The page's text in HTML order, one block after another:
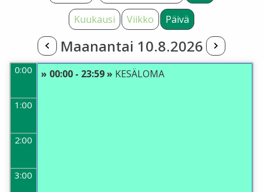
Kuukausi Viikko Päivä
Maanantai 10.8.2026
0:00
1:00
2:00
3:00
» 00:00 - 23:59 » KESÄLOMA